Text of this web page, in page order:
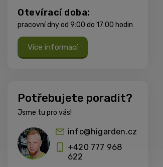
Otevírací doba:
pracovní dny od 9:00 do 17:00 hodin
Více informací
Potřebujete poradit?
Jsme tu pro vás!
info@higarden.cz
+420 777 968
622